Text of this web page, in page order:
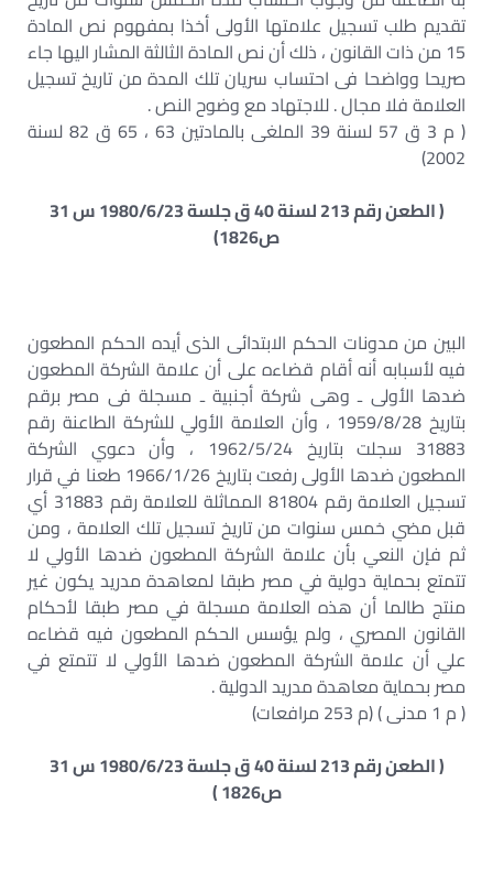
تقديم طلب تسجيل علامتها الأولى أخذا بمفهوم نص المادة
15 من ذات القانون ، ذلك أن نص المادة الثالثة المشار اليها جاء
صريحا وواضحا فى احتساب سريان تلك المدة من تاريخ تسجيل
العلامة فلا مجال . للاجتهاد مع وضوح النص .
( م 3 ق 57 لسنة 39 الملغى بالمادتين 63 ، 65 ق 82 لسنة
2002)
( الطعن رقم 213 لسنة 40 ق جلسة 1980/6/23 س 31
ص1826)
البين من مدونات الحكم الابتدائى الذى أيده الحكم المطعون
فيه لأسبابه أنه أقام قضاءه على أن علامة الشركة المطعون
ضدها الأولى ـ وهى شركة أجنبية ـ مسجلة فى مصر برقم
بتاريخ 1959/8/28 ، وأن العلامة الأولي للشركة الطاعنة رقم
31883 سجلت بتاريخ 1962/5/24 ، وأن دعوي الشركة
المطعون ضدها الأولى رفعت بتاريخ 1966/1/26 طعنا في قرار
تسجيل العلامة رقم 81804 المماثلة للعلامة رقم 31883 أي
قبل مضي خمس سنوات من تاريخ تسجيل تلك العلامة ، ومن
ثم فإن النعي بأن علامة الشركة المطعون ضدها الأولي لا
تتمتع بحماية دولية في مصر طبقا لمعاهدة مدريد يكون غير
منتج طالما أن هذه العلامة مسجلة في مصر طبقا لأحكام
القانون المصري ، ولم يؤسس الحكم المطعون فيه قضاءه
علي أن علامة الشركة المطعون ضدها الأولي لا تتمتع في
مصر بحماية معاهدة مدريد الدولية .
( م 1 مدنى ) (م 253 مرافعات)
( الطعن رقم 213 لسنة 40 ق جلسة 1980/6/23 س 31
ص1826 )